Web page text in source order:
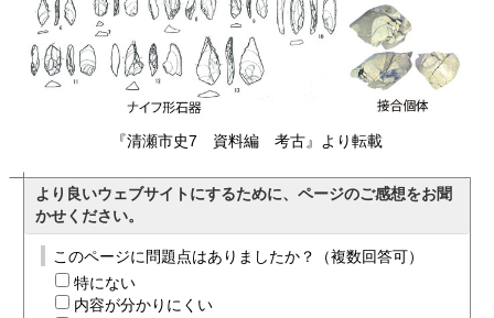
『清瀬市史7 資料編 考古』より転載
より良いウェブサイトにするために、ページのご感想をお聞
かせください。
このページに問題点はありましたか？（複数回答可）
特にない
内容が分かりにくい